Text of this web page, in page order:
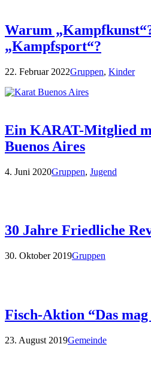
Warum
„Kampfsport“?
22. Februar 2022Gruppen, Kinder
Ein KARAT-Mitglied
Buenos Aires
4. Juni 2020Gruppen, Jugend
30 Jahre Friedliche
30. Oktober 2019Gruppen
Fisch-Aktion “Das
23. August 2019Gemeinde